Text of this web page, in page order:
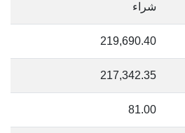
شراء
219,690.40
217,342.35
81.00